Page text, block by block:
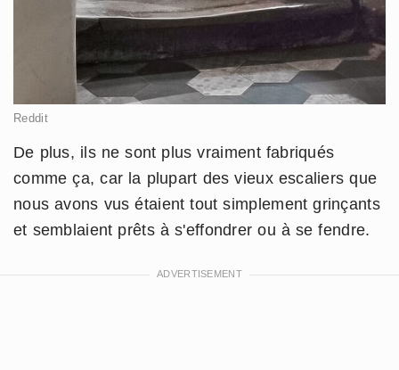
Reddit
De plus, ils ne sont plus vraiment fabriqués
comme ça, car la plupart des vieux escaliers que
nous avons vus étaient tout simplement grinçants
et semblaient prêts à s'effondrer ou à se fendre.